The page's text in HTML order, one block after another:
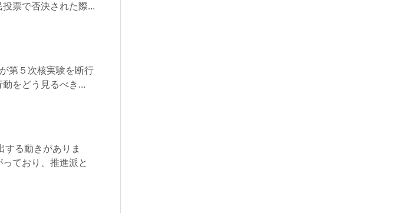
票で否決された際...
第５次核実験を断行
をどう見るべき...
る動きがありま
ており、推進派と